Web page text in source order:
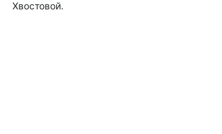
Хвостовой.